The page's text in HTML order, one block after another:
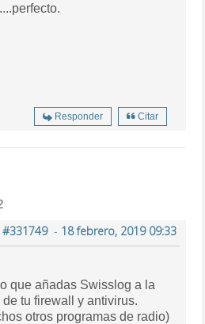
Responder Citar
#331749- 18 febrero, 2019 09:33
que añadas Swisslog a la
tu firewall y antivirus.
otros programas de radio)